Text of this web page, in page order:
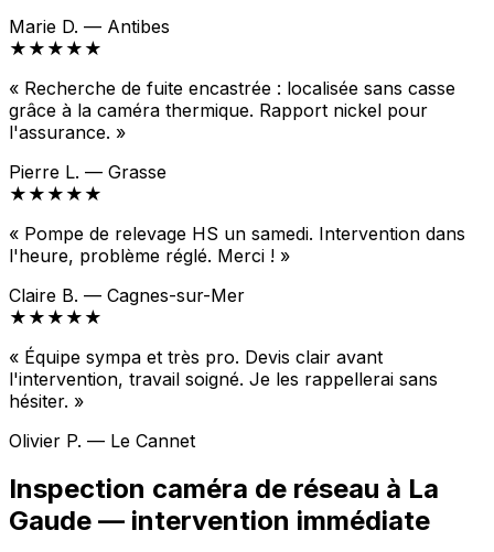
Marie D. — Antibes
★★★★★
« Recherche de fuite encastrée : localisée sans casse
grâce à la caméra thermique. Rapport nickel pour
l'assurance. »
Pierre L. — Grasse
★★★★★
« Pompe de relevage HS un samedi. Intervention dans
l'heure, problème réglé. Merci ! »
Claire B. — Cagnes-sur-Mer
★★★★★
« Équipe sympa et très pro. Devis clair avant
l'intervention, travail soigné. Je les rappellerai sans
hésiter. »
Olivier P. — Le Cannet
Inspection caméra de réseau à La
Gaude — intervention immédiate